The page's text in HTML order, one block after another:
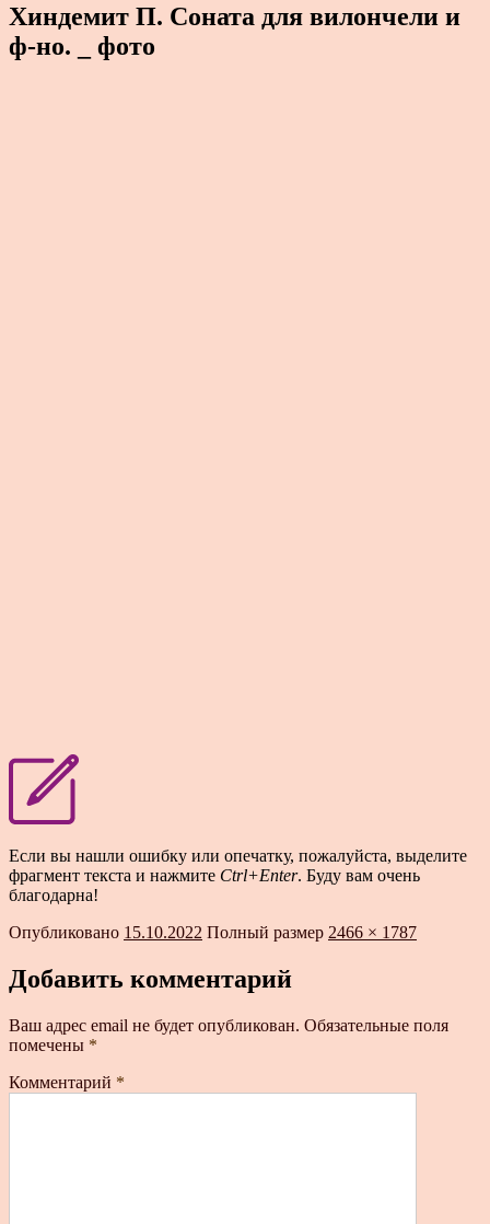
Хиндемит П. Соната для вилончели и
ф-но. _ фото
Если вы нашли ошибку или опечатку, пожалуйста, выделите
фрагмент текста и нажмите Ctrl+Enter. Буду вам очень
благодарна!
Опубликовано 15.10.2022 Полный размер 2466 × 1787
Добавить комментарий
Ваш адрес email не будет опубликован. Обязательные поля
помечены *
Комментарий *